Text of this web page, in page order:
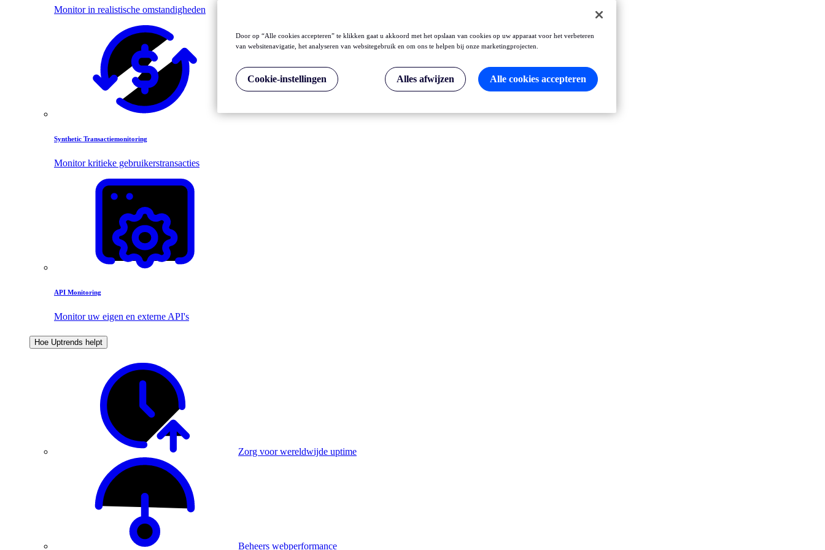
Monitor in realistische omstandigheden
Synthetic Transactiemonitoring
Monitor kritieke gebruikerstransacties
API Monitoring
Monitor uw eigen en externe API's
Hoe Uptrends helpt
Zorg voor wereldwijde uptime
Beheers webperformance
Door op “Alle cookies accepteren” te klikken gaat u akkoord met het opslaan van cookies op uw apparaat voor het verbeteren
van websitenavigatie, het analyseren van websitegebruik en om ons te helpen bij onze marketingprojecten.
Cookie-instellingen Alles afwijzen Alle cookies accepteren